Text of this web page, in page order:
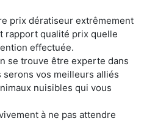
prix dératiseur extrêmement
rapport qualité prix quelle
effectuée.
se trouve être experte dans
vos meilleurs alliés
nuisibles qui vous
à ne pas attendre